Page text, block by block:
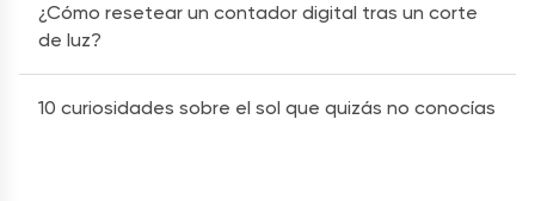
¿Cómo resetear un contador digital tras un corte
de luz?
10 curiosidades sobre el sol que quizás no conocías